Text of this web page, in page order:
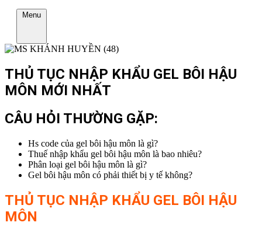
Menu
THỦ TỤC NHẬP KHẨU GEL BÔI HẬU
MÔN MỚI NHẤT
CÂU HỎI THƯỜNG GẶP:
Hs code của gel bôi hậu môn là gì?
Thuế nhập khẩu gel bôi hậu môn là bao nhiêu?
Phân loại gel bôi hậu môn là gì?
Gel bôi hậu môn có phải thiết bị y tế không?
THỦ TỤC NHẬP KHẨU GEL BÔI HẬU
MÔN